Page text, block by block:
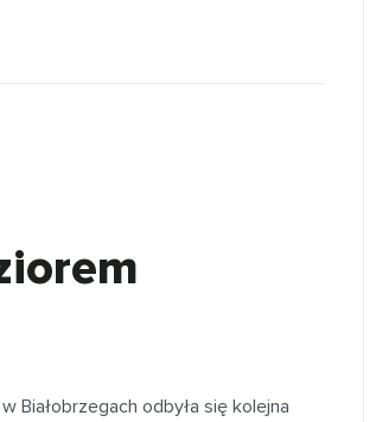
Białobrzegach odbyła się kolejna